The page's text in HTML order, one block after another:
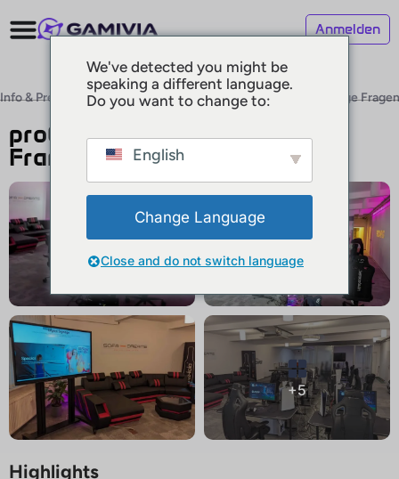
Anmelden
Info & Preise AusstattungZu beachtenBewertungen (0) Häufige Fragen
proCamp
Frankfurt
Main,
Deutschland
verifiziert
+5
Highlights
We've detected you might be
speaking a different language.
Do you want to change to:
English
Change Language
Close and do not switch language